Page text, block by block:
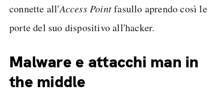
connette all'Access Pointfasullo aprendo così le
porte del suo dispositivo all'hacker.
Malware e attacchi man in
the middle